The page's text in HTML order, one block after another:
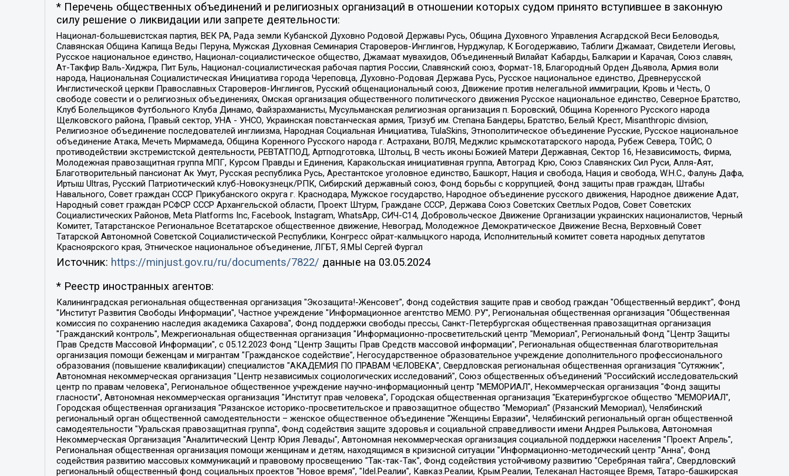
* Перечень общественных объединений и религиозных организаций в отношении которых судом принято вступившее в законную
силу решение о ликвидации или запрете деятельности:
Национал-большевистская партия, ВЕК РА, Рада земли Кубанской Духовно Родовой Державы Русь, Община Духовного Управления Асгардской Веси Беловодья,
Славянская Община Капища Веды Перуна, Мужская Духовная Семинария Староверов-Инглингов, Нурджулар, К Богодержавию, Таблиги Джамаат, Свидетели Иеговы,
Русское национальное единство, Национал-социалистическое общество, Джамаат мувахидов, Объединенный Вилайат Кабарды, Балкарии и Карачая, Союз славян,
Ат-Такфир Валь-Хиджра, Пит Буль, Национал-социалистическая рабочая партия России, Славянский союз, Формат-18, Благородный Орден Дьявола, Армия воли
народа, Национальная Социалистическая Инициатива города Череповца, Духовно-Родовая Держава Русь, Русское национальное единство, Древнерусской
Инглистической церкви Православных Староверов-Инглингов, Русский общенациональный союз, Движение против нелегальной иммиграции, Кровь и Честь, О
свободе совести и о религиозных объединениях, Омская организация общественного политического движения Русское национальное единство, Северное Братство,
Клуб Болельщиков Футбольного Клуба Динамо, Файзрахманисты, Мусульманская религиозная организация п. Боровский, Община Коренного Русского народа
Щелковского района, Правый сектор, УНА - УНСО, Украинская повстанческая армия, Тризуб им. Степана Бандеры, Братство, Белый Крест, Misanthropic division,
Религиозное объединение последователей инглиизма, Народная Социальная Инициатива, TulaSkins, Этнополитическое объединение Русские, Русское национальное
объединение Атака, Мечеть Мирмамеда, Община Коренного Русского народа г. Астрахани, ВОЛЯ, Меджлис крымскотатарского народа, Рубеж Севера, ТОЙС, О
противодействии экстремистской деятельности, РЕВТАТПОД, Артподготовка, Штольц, В честь иконы Божией Матери Державная, Сектор 16, Независимость, Фирма,
Молодежная правозащитная группа МПГ, Курсом Правды и Единения, Каракольская инициативная группа, Автоград Крю, Союз Славянских Сил Руси, Алля-Аят,
Благотворительный пансионат Ак Умут, Русская республика Русь, Арестантское уголовное единство, Башкорт, Нация и свобода, Нация и свобода, W.H.С., Фалунь Дафа,
Иртыш Ultras, Русский Патриотический клуб-Новокузнецк/РПК, Сибирский державный союз, Фонд борьбы с коррупцией, Фонд защиты прав граждан, Штабы
Навального, Совет граждан СССР Прикубанского округа г. Краснодара, Мужское государство, Народное объединение русского движения, Народное движение Адат,
Народный совет граждан РСФСР СССР Архангельской области, Проект Штурм, Граждане СССР, Держава Союз Советских Светлых Родов, Совет Советских
Социалистических Районов, Meta Platforms Inc, Facebook, Instagram, WhatsApp, СИЧ-С14, Добровольческое Движение Организации украинских националистов, Черный
Комитет, Татарстанское Региональное Всетатарское общественное движение, Невоград, Молодежное Демократическое Движение Весна, Верховный Совет
Татарской Автономной Советской Социалистической Республики, Конгресс ойрат-калмыцкого народа, Исполнительный комитет совета народных депутатов
Красноярского края, Этническое национальное объединение, ЛГБТ, Я.МЫ Сергей Фургал
Источник: https://minjust.gov.ru/ru/documents/7822/ данные на 03.05.2024
* Реестр иностранных агентов:
Калининградская региональная общественная организация "Экозащита!-Женсовет", Фонд содействия защите прав и свобод граждан "Общественный вердикт", Фонд "Институт Развития Свободы Информации", Частное учреждение "Информационное агентство МЕМО. РУ", Региональная общественная организация "Общественная комиссия по сохранению наследия академика Сахарова", Фонд поддержки свободы прессы, Санкт-Петербургская общественная правозащитная организация "Гражданский контроль", Межрегиональная общественная организация "Информационно-просветительский центр "Мемориал", Региональный Фонд "Центр Защиты Прав Средств Массовой Информации", с 05.12.2023 Фонд "Центр Защиты Прав Средств массовой информации", Региональная общественная благотворительная организация помощи беженцам и мигрантам "Гражданское содействие", Негосударственное образовательное учреждение дополнительного профессионального образования (повышение квалификации) специалистов "АКАДЕМИЯ ПО ПРАВАМ ЧЕЛОВЕКА", Свердловская региональная общественная организация "Сутяжник", Автономная некоммерческая организация "Центр независимых социологических исследований", Союз общественных объединений "Российский исследовательский центр по правам человека", Региональное общественное учреждение научно-информационный центр "МЕМОРИАЛ", Некоммерческая организация "Фонд защиты гласности", Автономная некоммерческая организация "Институт прав человека", Городская общественная организация "Екатеринбургское общество "МЕМОРИАЛ", Городская общественная организация "Рязанское историко-просветительское и правозащитное общество "Мемориал" (Рязанский Мемориал), Челябинский региональный орган общественной самодеятельности – женское общественное объединение "Женщины Евразии", Челябинский региональный орган общественной самодеятельности "Уральская правозащитная группа", Фонд содействия защите здоровья и социальной справедливости имени Андрея Рылькова, Автономная Некоммерческая Организация "Аналитический Центр Юрия Левады", Автономная некоммерческая организация социальной поддержки населения "Проект Апрель", Региональная общественная организация помощи женщинам и детям, находящимся в кризисной ситуации "Информационно-методический центр "Анна", Фонд содействия развитию массовых коммуникаций и правовому просвещению "Так-так-Так", Фонд содействия устойчивому развитию "Серебряная тайга", Свердловский региональный общественный фонд социальных проектов "Новое время", "Idel.Реалии", Кавказ.Реалии, Крым.Реалии, Телеканал Настоящее Время, Татаро-башкирская служба Радио Свобода (Azatliq Radiosi), Радио Свободная Европа/Радио Свобода (PCE/PC), "Сибирь.Реалии", "Фактограф", Благотворительный фонд помощи осужденным и их семьям, Автономная некоммерческая организация "Институт глобализации и социальных движений", Фонд "В защиту прав заключенных", Частное учреждение "Центр поддержки и содействия развитию средств массовой информации", Пензенский региональный общественный благотворительный фонд "Гражданский союз", "Север.Реалии", Некоммерческая организация Фонд "Правовая инициатива", Общество с ограниченной ответственностью "Радио Свободная Европа/Радио Свобода", Чешское информационное агентство "MEDIUM-ORIENT", Красноярская региональная общественная организация "Мы против СПИДа", Камалягин Денис Николаевич, Маркелов Сергей Евгеньевич, Пономарев Лев Александрович, Савицкая Людмила Алексеевна, Автономная некоммерческая организация "Центр по работе с проблемой насилия "НАСИЛИЮ.НЕТ", Межрегиональный профессиональный союз работников здравоохранения "Альянс врачей", Юридическое лицо, зарегистрированное в Латвийской Республике, SIA "Medusa Project" (регистрационный номер 40103797863, дата регистрации 10.06.2014), Некоммерческая организация "Фонд по борьбе с коррупцией", Автономная некоммерческая организация "Институт права и публичной политики", Баданин Роман Сергеевич, Гликин Максим Александрович, Железнова Мария Михайловна, Лукьянова Юлия Сергеевна, Маетная Елизавета Витальевна, Маняхин Петр Борисович, Чуракова Ольга Владимировна, Ярош Юлия Петровна, Юридическое лицо "The Insider SIA", зарегистрированное в Риге, Латвийская Республика (дата регистрации 26.06.2015), являющееся администратором доменного имени интернет-издания "The Insider SIA", https://theins.ru, Постернак Алексей Евгеньевич, Рубин Михаил Аркадьевич, Анин Роман Александрович, Юридическое лицо Istories fonds, зарегистрированное в Латвийской Республике (регистрационный номер 50008295751, дата регистрации 24.02.2020), Великовский Дмитрий Александрович, Долинина Ирина Николаевна, Мароховская Алеся Алексеевна, Шлейнов Роман Юрьевич, Шмагун Олеся Валентиновна, Общество с ограниченной ответственностью "Альтаир 2021", Общество с ограниченной ответственностью "Вега 2021", Общество с ограниченной ответственностью "Главный редактор 2021", Общество с ограниченной ответственностью "Ромашки монолит", Важенков Артем Валерьевич, Ивановская областная общественная организация "Центр гендерных исследований", Гурман Юрий Альбертович, Медиапроект "ОВД-Инфо", Егоров Владимир Владимирович, Жилинский Владимир Александрович, Общество с ограниченной ответственностью "ЗП", Иванова София Юрьевна, Карезина Инна Павловна, Кильтау Екатерина Викторовна, Петров Алексей Викторович, Пискунов Сергей Евгеньевич, Смирнов Сергей Сергеевич, Тихонов Михаил Сергеевич, Общество с ограниченной ответственностью "ЖУРНАЛИСТ-ИНОСТРАННЫЙ АГЕНТ", Арапова Галина Юрьевна, Вольтская Татьяна Анатольевна, Американская компания "Mason G.E.S. Anonymous Foundation" (США), являющаяся владельцем интернет-издания https://mnews.world/, Компания "Stichting Bellingcat", зарегистрированная в Нидерландах (дата регистрации 11.07.2018), Захаров Андрей Вячеславович, Клепиковская Екатерина Дмитриевна, Общество с ограниченной ответственностью "МЕМО", Перл Роман Александрович, Симонов Евгений Алексеевич, Соловьева Елена Анатольевна, Сотников Даниил Владимирович, Сурначева Елизавета Дмитриевна, Автономная некоммерческая организация по защите прав человека и информированию населения "Якутия – Наше Мнение", Общество с ограниченной ответственностью "Москоу диджитал медиа", с 26.01.2023 Общество с ограниченной ответственностью "Чайка Белые сады", Ветошкина Валерия Валерьевна, Заговора Максим Александрович, Межрегиональное общественное движение "Российская ЛГБТ - сеть", Оленичев Максим Владимирович, Павлов Иван Юрьевич, Скворцова Елена Сергеевна, Общество с ограниченной ответственностью "Как бы инагент", Кочетков Игорь Викторович, Общество с ограниченной ответственностью "Честные выборы", Еланчик Олег Александрович, Общество с ограниченной ответственностью "Нобелевский призыв", Гималова Регина Эмилевна, Григорьев Андрей Валерьевич, Григорьева Алина Александровна, Ассоциация по содействию защите прав призывников, альтернативнослужащих и военнослужащих "Правозащитная группа "Гражданин.Армия.Право", Хисамова Регина Фаритовна, Автономная некоммерческая организация по реализации социально-правовых программ "Лилит", Дальневосточное общественное движение "Маяк", Санкт-Петербургская ЛГБТ-инициативная группа "Выход", Инициативная группа ЛГБТ+ "Реверс", Алексеев Андрей Викторович, Бекбулатова Таисия Львовна, Беляев Иван Михайлович, Владыкина Елена Сергеевна, Гельман Марат Александрович, Никульшина Вероника Юрьевна, Толоконникова Надежда Андреевна, Шендерович Виктор Анатольевич, Общество с ограниченной ответственностью "Данное сообщение", Общество с ограниченной ответственностью Издательский дом "Новая глава", Айнбиндер Александра Александровна, Московский комьюнити-центр для ЛГБТ+инициатив, Благотворительный фонд развития филантропии, Deutsche Welle (Германия, Kurt-Schumacher-Strasse 3, 53113 Bonn), Борзунова Мария Михайловна, Воробьев Виктор Викторович, Голубева Анна Львовна, Константинова Алла Михайловна, Малкова Ирина Владимировна, Мурадов Мурад Абдулгалимович, Осетинская Елизавета Николаевна, Понасенков Евгений Николаевич, Ганапольский Матвей Юрьевич, Киселев Евгений Алексеевич, Борухович Ирина Григорьевна, Дремин Иван Тимофеевич, Дубровский Дмитрий Викторович, Красноярская региональная общественная организация поддержки и развития альтернативных образовательных технологий и межкультурных коммуникаций "ИНТЕРРА", Маяковская Екатерина Алексеевна, Фейгин Марк Захарович, Филимонов Андрей Викторович, Дзугкоева Регина Николаевна, Доброхотов Роман Александрович, Дудь Юрий Александрович, Елкин Сергей Владимирович, Кругликов Кирилл Игоревич, Сабунаева Мария Леонидовна, Семенов Алексей Владимирович, Шаинян Карен Багратович, Шульман Екатерина Михайловна, Асафьев Артур Валерьевич, Вахштайн Виктор Семенович, Венедиктов Алексей Алексеевич, Лушникова Екатерина Евгеньевна, Волков Леонид Михайлович, Невзоров Александр Глебович, Пархоменко Сергей Борисович, Сироткин Ярослав Николаевич, Кара-Мурза Владимир Владимирович, Баранова Наталья Владимировна, Гозман Леонид Яковлевич, Кагарлицкий Борис Юльевич, Климарев Михаил Валерьевич, Милов Владимир Станиславович, Автономная некоммерческая организация Краснодарский центр современного искусства "Типография", Моргенштерн Алишер Тагирович, Соболь Любовь Эдуардовна, Общество с ограниченной ответственностью "ЛИЗА НОРМ", Каспаров Гарри Кимович, Ходорковский Михаил Борисович, Общество с ограниченной ответственностью "Апрельские тезисы", Данилович Ирина Брониславовна, Кашин Олег Владимирович, Петров Николай Владимирович, Пивоваров Алексей Владимирович, Соколов Михаил Владимирович, Цветкова Юлия Владимировна, Чичваркин Евгений Александрович, Комитет против пыток/Команда против пыток, Общество с ограниченной ответственностью "Первый научный", Общество с ограниченной ответственностью "Вертолет и ко", Белоцерковская Вероника Борисовна, Кац Максим Евгеньевич, Лазарева Татьяна Юрьевна, Шаведдинов Руслан Табризович, Яшин Илья Валерьевич, Общество с ограниченной ответственностью "Иноагент ААВ", Алешковский Дмитрий Петрович, Альбац Евгения Марковна, Быков Дмитрий Львович, Галямина Юлия Евгеньевна, Лойко Сергей Леонидович, Мартынов Кирилл Константинович, Медведев Сергей Александрович, Крашенинников Федор Геннадиевич, Гордеева Катерина Вл